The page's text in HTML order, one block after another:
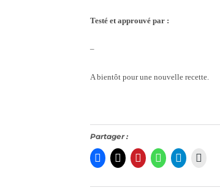
Testé et approuvé par :
–
A bientôt pour une nouvelle recette.
Partager :